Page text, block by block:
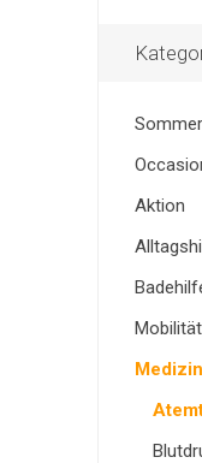
Aktion
Mobilität